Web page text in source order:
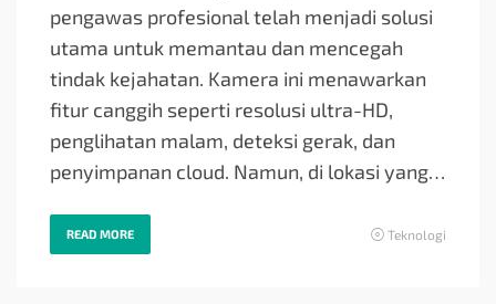
pengawas profesional telah menjadi solusi
utama untuk memantau dan mencegah
tindak kejahatan. Kamera ini menawarkan
fitur canggih seperti resolusi ultra-HD,
penglihatan malam, deteksi gerak, dan
penyimpanan cloud. Namun, di lokasi yang…
READ MORE Teknologi